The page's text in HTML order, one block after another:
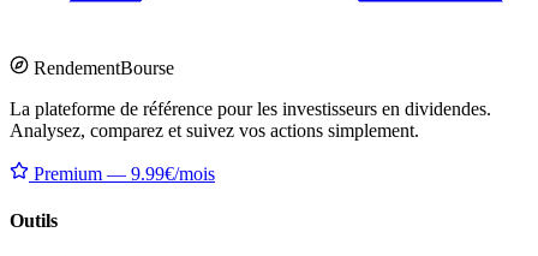
RendementBourse
La plateforme de référence pour les investisseurs en dividendes.
Analysez, comparez et suivez vos actions simplement.
Premium — 9.99€/mois
Outils